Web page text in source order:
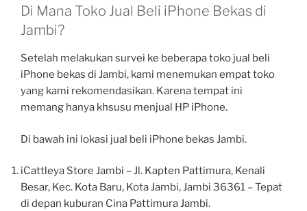
Di Mana Toko Jual Beli iPhone Bekas di
Jambi?
Setelah melakukan survei ke beberapa toko jual beli
iPhone bekas di Jambi, kami menemukan empat toko
yang kami rekomendasikan. Karena tempat ini
memang hanya khsusu menjual HP iPhone.
Di bawah ini lokasi jual beli iPhone bekas Jambi.
iCattleya Store Jambi – Jl. Kapten Pattimura, Kenali
Besar, Kec. Kota Baru, Kota Jambi, Jambi 36361 – Tepat
di depan kuburan Cina Pattimura Jambi.